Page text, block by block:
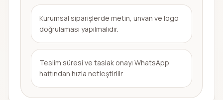
Kurumsal siparişlerde metin, unvan ve logo
doğrulaması yapılmalıdır.
Teslim süresi ve taslak onayı WhatsApp
hattından hızla netleştirilir.